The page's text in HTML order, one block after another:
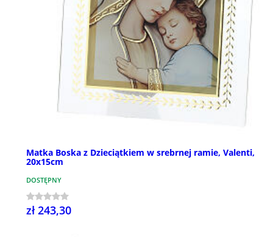
Matka Boska z Dzieciątkiem w srebrnej ramie, Valenti,
20x15cm
DOSTĘPNY
zł 243,30